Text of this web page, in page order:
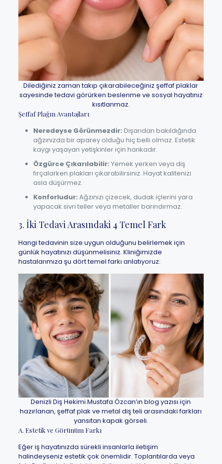
Dilediğiniz zaman takıp çıkarabileceğiniz şeffaf plaklar
sayesinde tedavi görürken beslenme ve sosyal hayatınız
kısıtlanmaz.
Şeffaf Plağın Avantajları
Neredeyse Görünmezdir: Dışarıdan bakıldığında
ağzınızda bir aparey olduğu hiç belli olmaz. Estetik
kaygı yaşayan yetişkinler için harikadır.
Özgürce Çıkarılabilir: Yemek yerken veya diş
fırçalarken plakları çıkarabilirsiniz. Hayat kalitenizi
asla düşürmez.
Konforludur: Ağzınızı çizecek, dudak içlerini yara
yapacak sivri teller veya metaller barındırmaz.
3. İki Tedavi Arasındaki 4 Temel Fark
Hangi tedavinin size uygun olduğunu belirlemek için
günlük hayatınızı düşünmelisiniz. Kliniğimizde
hastalarımıza şu dört temel farkı anlatıyoruz:
Denizli Diş Hekimi Mustafa Özcan’ın blog yazısı için
hazırlanan, şeffaf plak ve metal diş teli arasındaki farkları
yansıtan kapak görseli.
A. Estetik ve Görünüm Farkı
Eğer iş hayatınızda sürekli insanlarla iletişim
halindeyseniz estetik çok önemlidir. Toplantılarda veya